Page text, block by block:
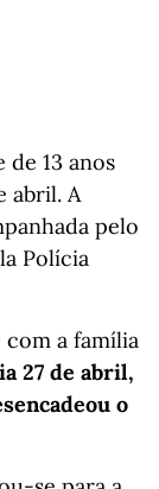
de 13 anos
abril. A
pelo
Polícia
a família
27 de abril,
o